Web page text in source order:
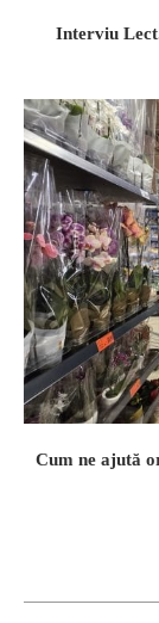
Interviu
Cum ne ajută